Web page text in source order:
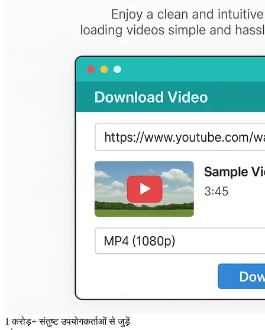
1 करोड़+ संतुष्ट उपयोगकर्ताओं से जुड़ें